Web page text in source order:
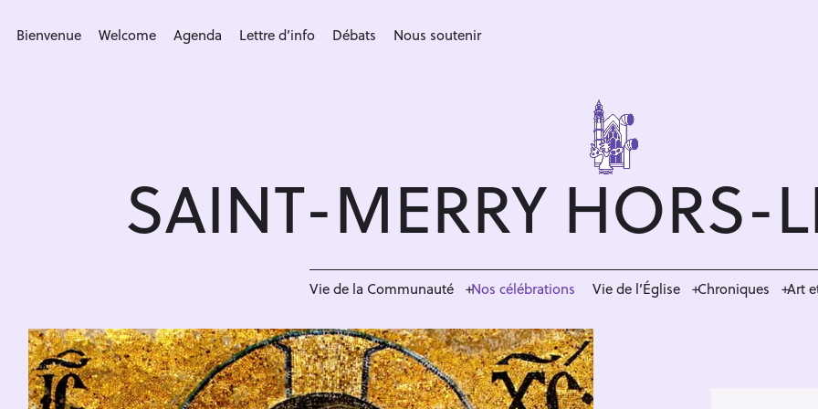
Bienvenue Welcome Agenda Lettre d’info Débats Nous soutenir
SAINT-MERRY HORS-
Vie de la Communauté Nos célébrations Vie de l’Église Chroniques Art